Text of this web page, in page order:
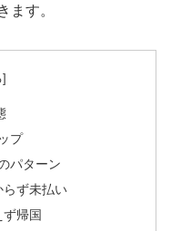
ます。
プ
パターン
ず未払い
帰国